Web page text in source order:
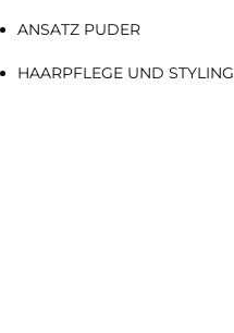
ANSATZ PUDER
HAARPFLEGE UND STYLING